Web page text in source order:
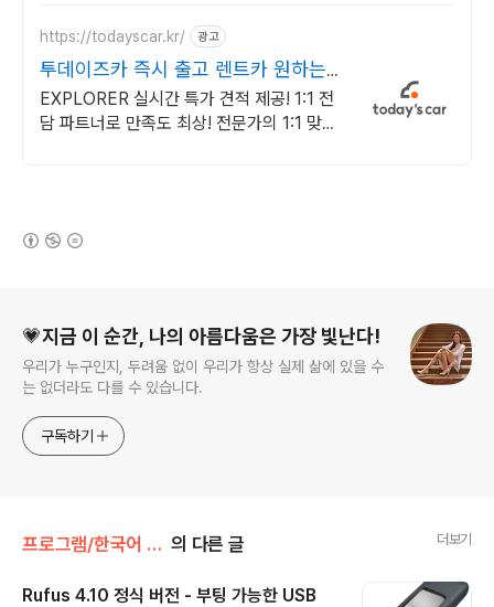
https://todayscar.kr/ 광고
투데이즈카 즉시 출고 렌트카 원하는
차종, 원하는 조건
EXPLORER 실시간 특가 견적 제공! 1:1 전
담 파트너로 만족도 최상! 전문가의 1:1 맞춤
💗지금 이 순간, 나의 아름다움은 가장 빛난다!
우리가 누구인지, 두려움 없이 우리가 항상 실제 삶에 있을 수
는 없더라도 다를 수 있습니다.
구독하기
프로그램/한국어 패치 의 다른 글 더보기
Rufus 4.10 정식 버전 - 부팅 가능한 USB